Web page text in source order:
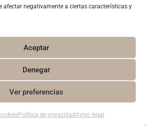
afectar negativamente a ciertas características y
Aceptar
Denegar
Ver preferencias
Política de privacidadAviso legal
Implantes
Todos los derechos reservados.Diseño Mariana Martínez.